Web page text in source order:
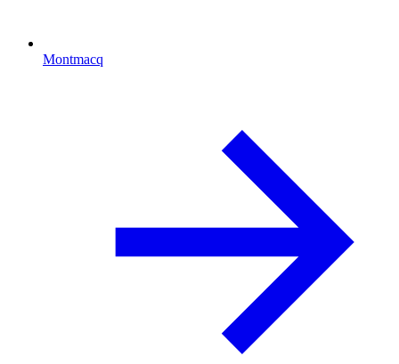
Montmacq